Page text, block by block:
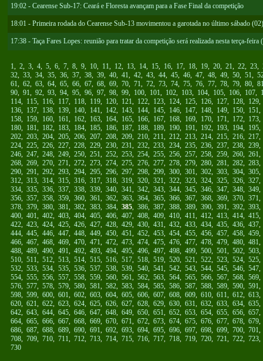
19:02 - Cearense Sub-17: Ceará e Floresta avançam para a Fase Final da competição
18:01 - Primeira rodada do Cearense Sub-13 movimentou a garotada no último sábado (02)
17:38 - Taça Fares Lopes: reunião para tratar da competição será realizada nesta terça-feira
1, 2, 3, 4, 5, 6, 7, 8, 9, 10, 11, 12, 13, 14, 15, 16, 17, 18, 19, 20, 21, 22, 23,
32, 33, 34, 35, 36, 37, 38, 39, 40, 41, 42, 43, 44, 45, 46, 47, 48, 49, 50, 51,
61, 62, 63, 64, 65, 66, 67, 68, 69, 70, 71, 72, 73, 74, 75, 76, 77, 78, 79, 80,
90, 91, 92, 93, 94, 95, 96, 97, 98, 99, 100, 101, 102, 103, 104, 105, 106, 107,
114, 115, 116, 117, 118, 119, 120, 121, 122, 123, 124, 125, 126, 127, 128, 129
136, 137, 138, 139, 140, 141, 142, 143, 144, 145, 146, 147, 148, 149, 150, 151
158, 159, 160, 161, 162, 163, 164, 165, 166, 167, 168, 169, 170, 171, 172, 173
180, 181, 182, 183, 184, 185, 186, 187, 188, 189, 190, 191, 192, 193, 194, 195
202, 203, 204, 205, 206, 207, 208, 209, 210, 211, 212, 213, 214, 215, 216, 217
224, 225, 226, 227, 228, 229, 230, 231, 232, 233, 234, 235, 236, 237, 238, 239
246, 247, 248, 249, 250, 251, 252, 253, 254, 255, 256, 257, 258, 259, 260, 261
268, 269, 270, 271, 272, 273, 274, 275, 276, 277, 278, 279, 280, 281, 282, 283
290, 291, 292, 293, 294, 295, 296, 297, 298, 299, 300, 301, 302, 303, 304, 305
312, 313, 314, 315, 316, 317, 318, 319, 320, 321, 322, 323, 324, 325, 326, 327
334, 335, 336, 337, 338, 339, 340, 341, 342, 343, 344, 345, 346, 347, 348, 349
356, 357, 358, 359, 360, 361, 362, 363, 364, 365, 366, 367, 368, 369, 370, 371
378, 379, 380, 381, 382, 383, 384, 385, 386, 387, 388, 389, 390, 391, 392, 393
400, 401, 402, 403, 404, 405, 406, 407, 408, 409, 410, 411, 412, 413, 414, 415
422, 423, 424, 425, 426, 427, 428, 429, 430, 431, 432, 433, 434, 435, 436, 437
444, 445, 446, 447, 448, 449, 450, 451, 452, 453, 454, 455, 456, 457, 458, 459
466, 467, 468, 469, 470, 471, 472, 473, 474, 475, 476, 477, 478, 479, 480, 481
488, 489, 490, 491, 492, 493, 494, 495, 496, 497, 498, 499, 500, 501, 502, 503
510, 511, 512, 513, 514, 515, 516, 517, 518, 519, 520, 521, 522, 523, 524, 525
532, 533, 534, 535, 536, 537, 538, 539, 540, 541, 542, 543, 544, 545, 546, 547
554, 555, 556, 557, 558, 559, 560, 561, 562, 563, 564, 565, 566, 567, 568, 569
576, 577, 578, 579, 580, 581, 582, 583, 584, 585, 586, 587, 588, 589, 590, 591
598, 599, 600, 601, 602, 603, 604, 605, 606, 607, 608, 609, 610, 611, 612, 613
620, 621, 622, 623, 624, 625, 626, 627, 628, 629, 630, 631, 632, 633, 634, 635
642, 643, 644, 645, 646, 647, 648, 649, 650, 651, 652, 653, 654, 655, 656, 657
664, 665, 666, 667, 668, 669, 670, 671, 672, 673, 674, 675, 676, 677, 678, 679
686, 687, 688, 689, 690, 691, 692, 693, 694, 695, 696, 697, 698, 699, 700, 701
708, 709, 710, 711, 712, 713, 714, 715, 716, 717, 718, 719, 720, 721, 722, 723
730